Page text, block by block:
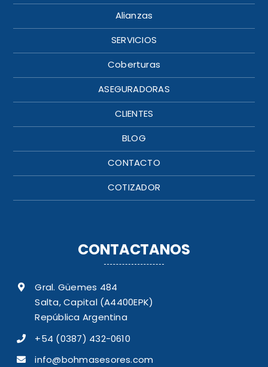
Alianzas
SERVICIOS
Coberturas
ASEGURADORAS
CLIENTES
BLOG
CONTACTO
COTIZADOR
CONTACTANOS
Gral. Güemes 484
Salta, Capital (A4400EPK)
República Argentina
+54 (0387) 432-0610
info@bohmasesores.com